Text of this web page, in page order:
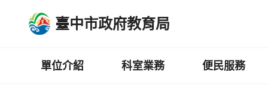
臺中市政府教育局
單位介紹 科室業務 便民服務